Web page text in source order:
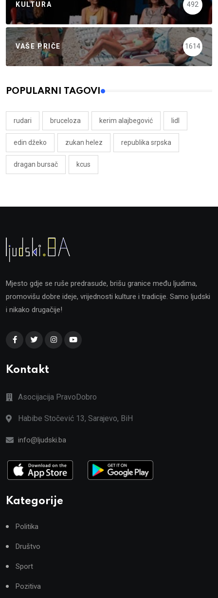
KULTURA 492
VAŠE PRIČE 1614
POPULARNI TAGOVI
rudari bruceloza kerim alajbegović lidl
edin džeko zukan helez republika srpska
dragan bursač kcus
Mjesto gdje se ruše predrasude, brišu granice među ljudima,
promovišu dobre ideje, vrijednosti kulture i tradicije. Samo ljudski
i nikako drugačije!
Kontakt
Asocijacija PravoDobro
Habibe Stočević 13, Sarajevo, BiH
info@ljudski.ba
Kategorije
Politika
Društvo
Sport
Pozitiva